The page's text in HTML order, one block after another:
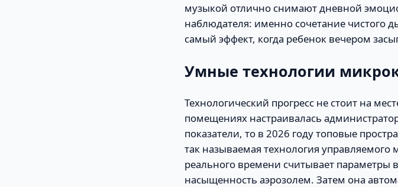
музыкой отлично снимают дневной
наблюдателя: именно сочетание чистого
самый эффект, когда ребенок вечером
Умные технологии
Технологический прогресс не стоит на
помещениях настраивалась
показатели, то в 2026 году топовые
так называемая технология
реального времени считывает параметры
насыщенность аэрозолем. Затем она